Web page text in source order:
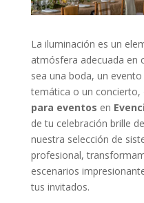
La iluminación es un
atmósfera adecuada en
sea una boda, un
temática o un concierto,
para eventos en
de tu celebración brille
nuestra selección de
profesional,
escenarios
tus invitados.